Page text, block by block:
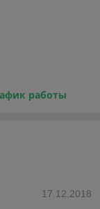
работы
17.12.2018